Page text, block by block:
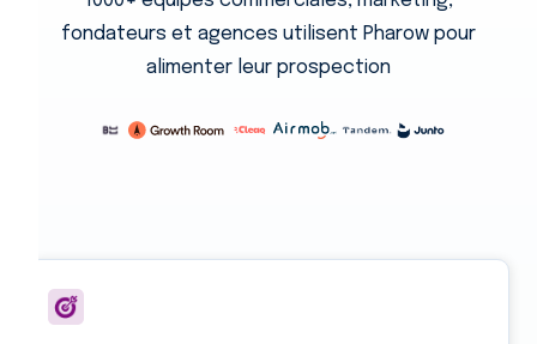
fondateurs et agences utilisent Pharow pour
alimenter leur prospection